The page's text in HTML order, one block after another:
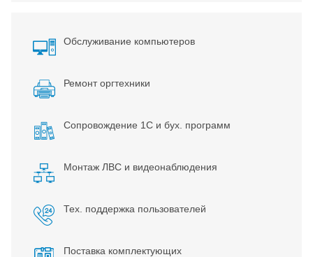
Обслуживание компьютеров
Ремонт оргтехники
Сопровождение 1С и бух. программ
Монтаж ЛВС и видеонаблюдения
Тех. поддержка пользователей
Поставка комплектующих